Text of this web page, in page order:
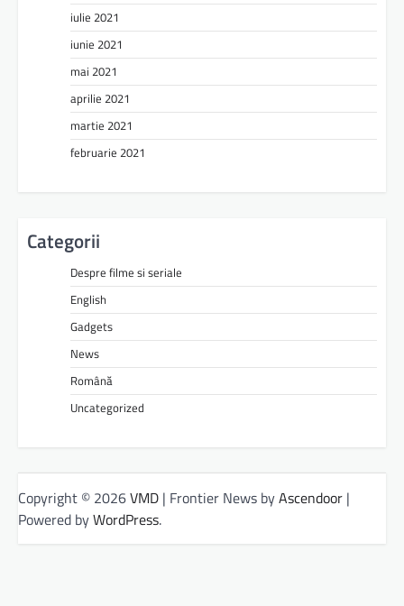
iulie 2021
iunie 2021
mai 2021
aprilie 2021
martie 2021
februarie 2021
Categorii
Despre filme si seriale
English
Gadgets
News
Română
Uncategorized
Copyright © 2026VMD | Frontier News byAscendoor |
Powered byWordPress.